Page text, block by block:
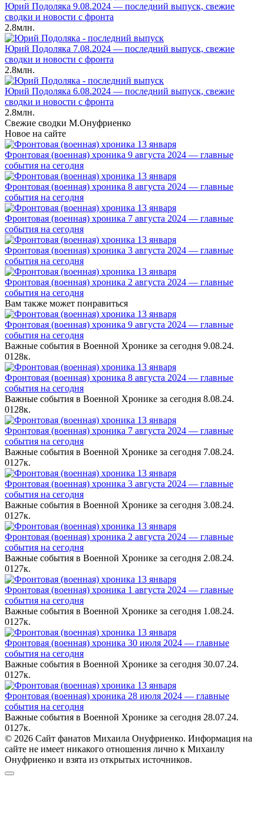
Юрий Подоляка 9.08.2024 — последний выпуск, свежие
сводки и новости с фронта
2.8млн.
Юрий Подоляка 7.08.2024 — последний выпуск, свежие
сводки и новости с фронта
2.8млн.
Юрий Подоляка 6.08.2024 — последний выпуск, свежие
сводки и новости с фронта
2.8млн.
Свежие сводки М.Онуфриенко
Новое на сайте
Фронтовая (военная) хроника 9 августа 2024 — главные
события на сегодня
Фронтовая (военная) хроника 8 августа 2024 — главные
события на сегодня
Фронтовая (военная) хроника 7 августа 2024 — главные
события на сегодня
Фронтовая (военная) хроника 3 августа 2024 — главные
события на сегодня
Фронтовая (военная) хроника 2 августа 2024 — главные
события на сегодня
Вам также может понравиться
Фронтовая (военная) хроника 9 августа 2024 — главные
события на сегодня
Важные события в Военной Хронике за сегодня 9.08.24.
0128к.
Фронтовая (военная) хроника 8 августа 2024 — главные
события на сегодня
Важные события в Военной Хронике за сегодня 8.08.24.
0128к.
Фронтовая (военная) хроника 7 августа 2024 — главные
события на сегодня
Важные события в Военной Хронике за сегодня 7.08.24.
0127к.
Фронтовая (военная) хроника 3 августа 2024 — главные
события на сегодня
Важные события в Военной Хронике за сегодня 3.08.24.
0127к.
Фронтовая (военная) хроника 2 августа 2024 — главные
события на сегодня
Важные события в Военной Хронике за сегодня 2.08.24.
0127к.
Фронтовая (военная) хроника 1 августа 2024 — главные
события на сегодня
Важные события в Военной Хронике за сегодня 1.08.24.
0127к.
Фронтовая (военная) хроника 30 июля 2024 — главные
события на сегодня
Важные события в Военной Хронике за сегодня 30.07.24.
0127к.
Фронтовая (военная) хроника 28 июля 2024 — главные
события на сегодня
Важные события в Военной Хронике за сегодня 28.07.24.
0127к.
© 2026 Сайт фанатов Михаила Онуфриенко. Информация на
сайте не имеет никакого отношения лично к Михаилу
Онуфриенко и взята из открытых источников.